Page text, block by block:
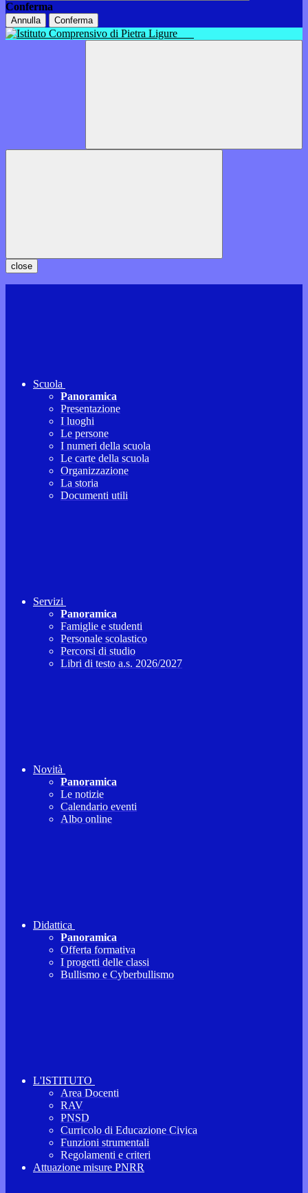
Conferma
Annulla Conferma
close
Scuola
Panoramica
Presentazione
I luoghi
Le persone
I numeri della scuola
Le carte della scuola
Organizzazione
La storia
Documenti utili
Servizi
Panoramica
Famiglie e studenti
Personale scolastico
Percorsi di studio
Libri di testo a.s. 2026/2027
Novità
Panoramica
Le notizie
Calendario eventi
Albo online
Didattica
Panoramica
Offerta formativa
I progetti delle classi
Bullismo e Cyberbullismo
L'ISTITUTO
Area Docenti
RAV
PNSD
Curricolo di Educazione Civica
Funzioni strumentali
Regolamenti e criteri
Attuazione misure PNRR